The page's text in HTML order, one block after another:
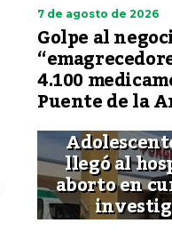
7 de agosto de 2026
Golpe al
4.100
Puente de la
llegó al
aborto en